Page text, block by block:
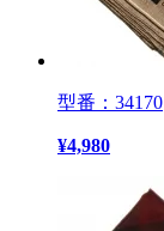
型番：34170
¥4,980